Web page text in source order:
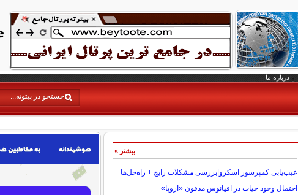
درباره ما
عیب‌یابی کمپرسور اسکرو|بررسی مشکلات رایج + راه‌حل‌ها
احتمال وجود حیات در اقیانوس مدفون «اروپا»
بیشتر »